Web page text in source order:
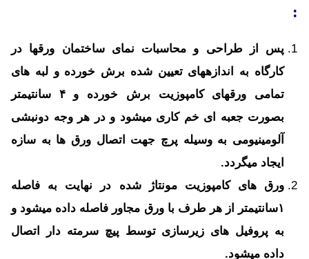
:
پس از طراحی و محاسبات نمای ساختمان ورقها در
کارگاه به اندازه­های تعیین شده برش خورده و لبه های
تمامی ورقهای کامپوزیت برش خورده و ۴ سانتیمتر
بصورت جعبه ای خم کاری می­شود و در هر وجه دونبشی
آلومینیومی به وسیله پرچ جهت اتصال ورق ها به سازه
ایجاد می­گردد.
ورق های کامپوزیت مونتاژ شده در نهایت به فاصله
۱سانتیمتر از هر طرف با ورق مجاور فاصله داده می­شود و
به پروفیل های زیرسازی توسط پیچ سرمته دار اتصال
داده می­شود.